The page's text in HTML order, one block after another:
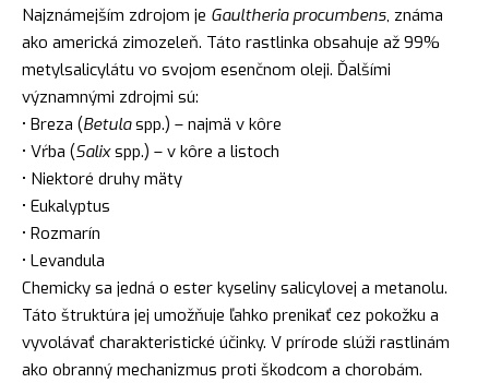
Najznámejším zdrojom je Gaultheria procumbens, známa
ako americká zimozeleň. Táto rastlinka obsahuje až 99%
metylsalicylátu vo svojom esenčnom oleji. Ďalšími
významnými zdrojmi sú:
• Breza (Betulaspp.) – najmä v kôre
• Vŕba (Salixspp.) – v kôre a listoch
• Niektoré druhy mäty
• Eukalyptus
• Rozmarín
• Levandula
Chemicky sa jedná o ester kyseliny salicylovej a metanolu.
Táto štruktúra jej umožňuje ľahko prenikať cez pokožku a
vyvolávať charakteristické účinky. V prírode slúži rastlinám
ako obranný mechanizmus proti škodcom a chorobám.